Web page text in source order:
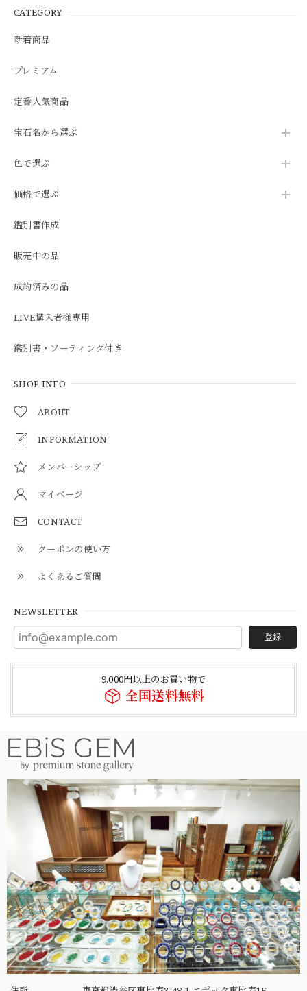
CATEGORY
新着商品
プレミアム
定番人気商品
宝石名から選ぶ
色で選ぶ
価格で選ぶ
鑑別書作成
販売中の品
成約済みの品
LIVE購入者様専用
鑑別書・ソーティング付き
SHOP INFO
ABOUT
INFORMATION
メンバーシップ
マイページ
CONTACT
クーポンの使い方
よくあるご質問
NEWSLETTER
登録
9,000円以上のお買い物で
全国送料無料